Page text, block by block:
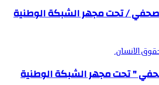
صحفي / تحت مجهر الشبكة الوطنية
الانسان.
" تحت مجهر الشبكة الوطنية